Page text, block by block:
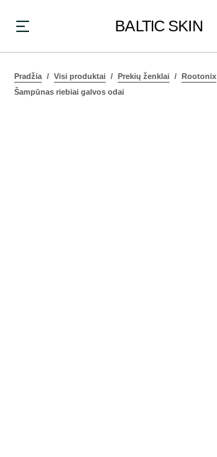
BALTIC SKIN
Pradžia Visi produktai Prekių ženklai Rootonix
Šampūnas riebiai galvos odai